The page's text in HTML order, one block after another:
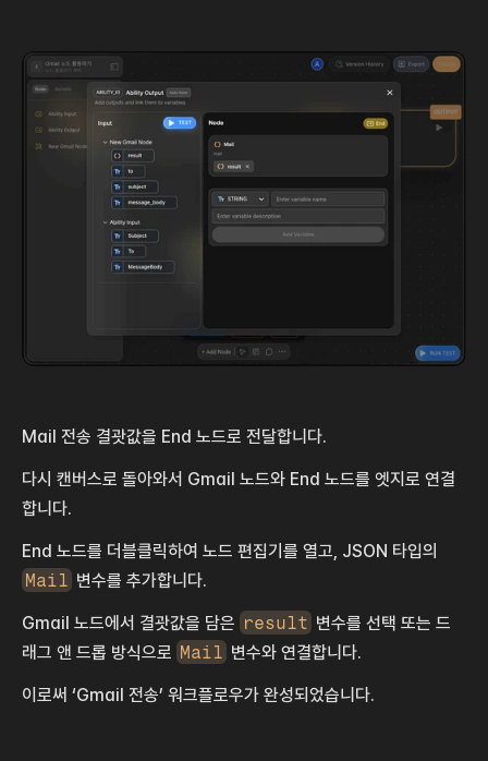
Mail 전송 결괏값을 End 노드로 전달합니다.
다시 캔버스로 돌아와서 Gmail 노드와 End 노드를 엣지로 연결
합니다.
Mail 변수를 추가합니다.
Gmail 노드에서 결괏값을 담은 result 변수를 선택 또는 드
래그 앤 드롭 방식으로 Mail 변수와 연결합니다.
이로써 ‘Gmail 전송’ 워크플로우가 완성되었습니다.